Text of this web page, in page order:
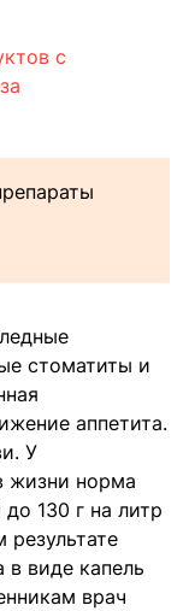
c
стоматиты и
аппетита.
У
жизни норма
130 г на литр
в виде капель
врач